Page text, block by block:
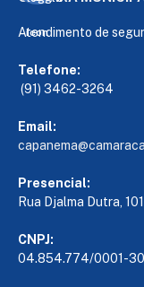
Atendimento de
Telefone:
(91) 3462-3264
Email:
Presencial:
Rua Djalma Dutra,
CNPJ:
04.854.774/0001-30